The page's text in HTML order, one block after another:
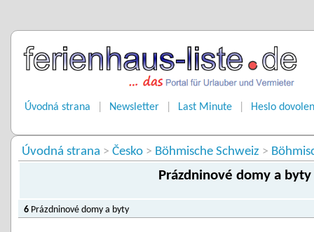
Úvodná strana Newsletter Last Minute Heslo
Úvodná strana > Česko > Böhmische Schweiz >
Prázdninové domy a byty
6 Prázdninové domy a byty